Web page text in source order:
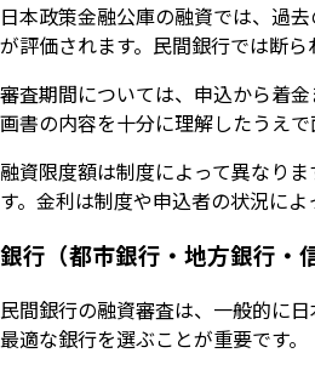
日本政策金融公庫の融資では、過
が評価されます。民間銀行では断
審査期間については、申込から着
画書の内容を十分に理解したうえ
融資限度額は制度によって異なり
す。金利は制度や申込者の状況に
銀行（都市銀行・地方銀行・
民間銀行の融資審査は、一般的に
最適な銀行を選ぶことが重要です。